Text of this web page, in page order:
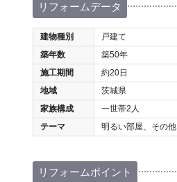
リフォームデータ
建物種別
戸建て
築年数
築50年
施工期間
約20日
地域
茨城県
家族構成
一世帯2人
テーマ
明るい部屋、その他
リフォームポイント